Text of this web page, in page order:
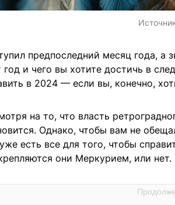
предпоследний месяц года, а
год и чего вы хотите достичь в
в 2024 — если вы, конечно,
на то, что власть
Однако, чтобы вам не
есть все для того, чтобы
они Меркурием, или нет.